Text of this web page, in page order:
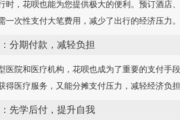
时，花呗也能为您提供极大的便利。预订酒店
一次性支付大笔费用，减少了出行的经济压力。
分期付款，减轻负担
医院和医疗机构，花呗也成为了重要的支付手
得医疗服务，又能分摊支付压力，减轻经济负担
先学后付，提升自我